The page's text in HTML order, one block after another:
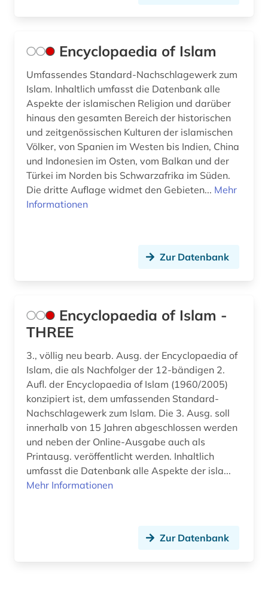
Encyclopaedia of Islam
Umfassendes Standard-Nachschlagewerk zum
Islam. Inhaltlich umfasst die Datenbank alle
Aspekte der islamischen Religion und darüber
hinaus den gesamten Bereich der historischen
und zeitgenössischen Kulturen der islamischen
Völker, von Spanien im Westen bis Indien, China
und Indonesien im Osten, vom Balkan und der
Türkei im Norden bis Schwarzafrika im Süden.
Die dritte Auflage widmet den Gebieten... Mehr
Informationen
Zur Datenbank
Encyclopaedia of Islam -
THREE
3., völlig neu bearb. Ausg. der Encyclopaedia of
Islam, die als Nachfolger der 12-bändigen 2.
Aufl. der Encyclopaedia of Islam (1960/2005)
konzipiert ist, dem umfassenden Standard-
Nachschlagewerk zum Islam. Die 3. Ausg. soll
innerhalb von 15 Jahren abgeschlossen werden
und neben der Online-Ausgabe auch als
Printausg. veröffentlicht werden. Inhaltlich
umfasst die Datenbank alle Aspekte der isla...
Mehr Informationen
Zur Datenbank